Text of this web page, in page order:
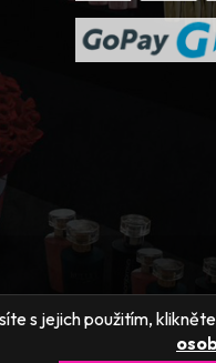
s jejich použitím,